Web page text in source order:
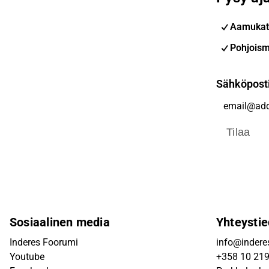
Tilaa
Sosiaalinen media
Inderes Foorumi
Youtube
+358 10